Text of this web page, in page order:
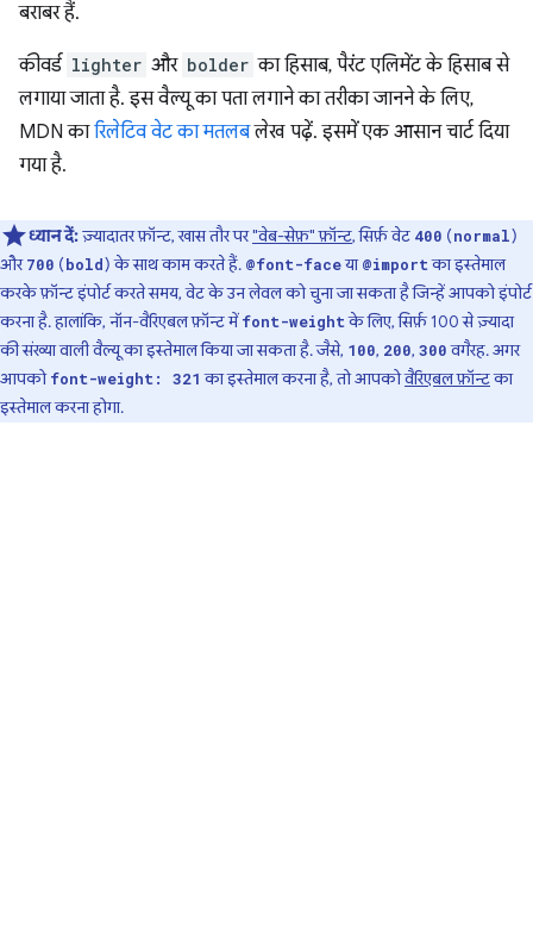
बराबर हैं.
कीवर्ड lighter और bolder का हिसाब, पैरंट एलिमेंट के हिसाब से
लगाया जाता है. इस वैल्यू का पता लगाने का तरीका जानने के लिए,
MDN कारिलेटिव वेट का मतलबलेख पढ़ें. इसमें एक आसान चार्ट दिया
गया है.
ध्यान दें:ज़्यादातर फ़ॉन्ट, खास तौर पर"वेब-सेफ़" फ़ॉन्ट, सिर्फ़ वेट 400 (normal)
और700 (bold) के साथ काम करते हैं. @font-faceया@importका इस्तेमाल
करके फ़ॉन्ट इंपोर्ट करते समय, वेट के उन लेवल को चुना जा सकता है जिन्हें आपको इंपोर्ट
करना है. हालांकि, नॉन-वैरिएबल फ़ॉन्ट मेंfont-weightके लिए, सिर्फ़ 100 से ज़्यादा
की संख्या वाली वैल्यू का इस्तेमाल किया जा सकता है. जैसे, 100, 200, 300वगैरह. अगर
आपकोfont-weight: 321 का इस्तेमाल करना है, तो आपकोवैरिएबल फ़ॉन्टका
इस्तेमाल करना होगा.